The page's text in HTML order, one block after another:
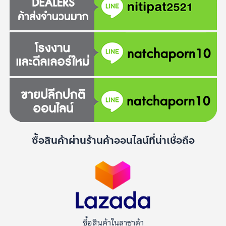
ซื้อสินค้าผ่านร้านค้าออนไลน์ที่น่าเชื่อถือ
ซื้อสินค้าในลาซาด้า